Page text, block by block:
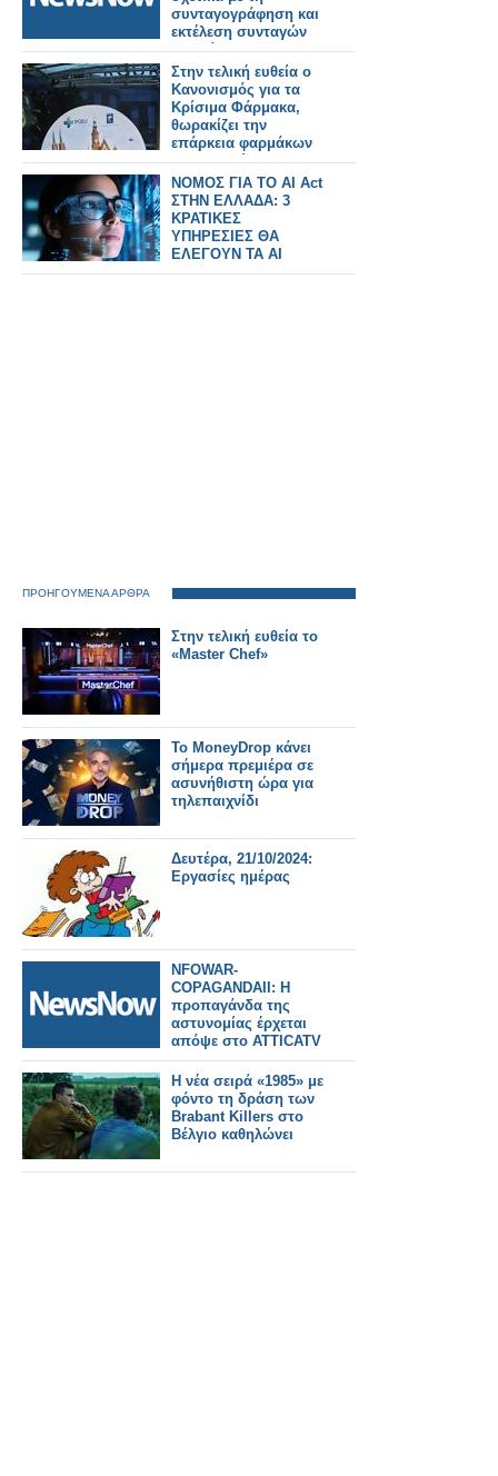
συνταγογράφηση και
εκτέλεση συνταγών
φαρμάκων για την
εξυπηρέτηση των
διακινούμενων
πολιτών
Στην τελική ευθεία ο
Κανονισμός για τα
Κρίσιμα Φάρμακα,
θωρακίζει την
επάρκεια φαρμάκων
στην Ευρώπη
ΝΟΜΟΣ ΓΙΑ ΤΟ AI Act
ΣΤΗΝ ΕΛΛΑΔΑ: 3
ΚΡΑΤΙΚΕΣ
ΥΠΗΡΕΣΙΕΣ ΘΑ
ΕΛΕΓΟΥΝ ΤΑ AI
ΣΥΣΤΗΜΑΤΑ
ΠΡΟΗΓΟΥΜΕΝΑ ΑΡΘΡΑ
Στην τελική ευθεία το
«Master Chef»
Το MoneyDrop κάνει
σήμερα πρεμιέρα σε
ασυνήθιστη ώρα για
τηλεπαιχνίδι
Δευτέρα, 21/10/2024:
Εργασίες ημέρας
NFOWAR-
COPAGANDAII: Η
προπαγάνδα της
αστυνομίας έρχεται
απόψε στο ATTICATV
Η νέα σειρά «1985» με
φόντο τη δράση των
Brabant Killers στο
Βέλγιο καθηλώνει